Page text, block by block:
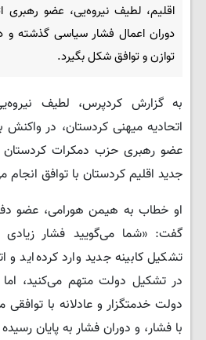
اقلیم، لطیف نیروەیی، عضو رهبری
دوران اعمال فشار سیاسی گذشته و
توازن و توافق شکل بگیرد.
به گزارش کردپرس، لطیف
اتحادیه میهنی کردستان، در
عضو رهبری حزب دمکرات کردستان
جدید اقلیم کردستان با توافق انجام
او خطاب به هیمن هورامی، عضو
گفت: «شما می‌گویید فشار زیادی
تشکیل کابینه جدید وارد کرده‌اید و
در تشکیل دولت متهم می‌کنید،
دولت خدمتگزار و عادلانه با
با فشار، و دوران فشار به پایان